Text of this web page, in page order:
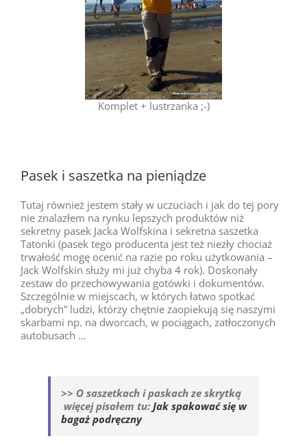
Komplet + lustrzanka ;-)
Pasek i saszetka na pieniądze
Tutaj również jestem stały w uczuciach i jak do tej pory
nie znalazłem na rynku lepszych produktów niż
sekretny pasek Jacka Wolfskina i sekretna saszetka
Tatonki (pasek tego producenta jest też niezły chociaż
trwałość mogę ocenić na razie po roku użytkowania –
Jack Wolfskin służy mi już chyba 4 rok). Doskonały
zestaw do przechowywania gotówki i dokumentów.
Szczególnie w miejscach, w których łatwo spotkać
„dobrych” ludzi, którzy chętnie zaopiekują się naszymi
skarbami np. na dworcach, w pociągach, zatłoczonych
autobusach …
>> O saszetkach i paskach ze skrytką
więcej pisałem tu: Jak spakować się w
bagaż podręczny